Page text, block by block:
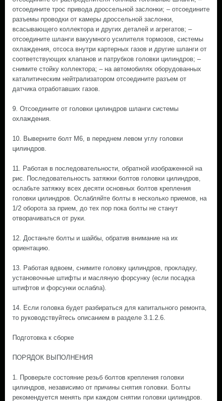
отсоедините трос привода дроссельной заслонки; – отсоедините
разъемы проводки от камеры дроссельной заслонки,
всасывающего коллектора и других деталей и агрегатов; –
отсоедините шланги вакуумного усилителя тормозов, системы
охлаждения, отсоса внутри картерных газов и другие шланги от
соответствующих клапанов и патрубков головки цилиндров; –
снимите стойку коллектора; – на автомобилях оборудованных
каталитическим нейтрализатором отсоедините разъем от
датчика отработавших газов.
9. Отсоедините от головки цилиндров шланги системы
охлаждения.
10. Выверните болт М6, в переднем левом углу головки
цилиндров.
11. Работая в последовательности, обратной изображенной на
рис. Последовательность затяжки болтов головки цилиндров,
ослабьте затяжку всех десяти основных болтов крепления
головки цилиндров. Ослабляйте болты в несколько приемов, на
1/2 оборота за прием, до тех пор пока болты не станут
отворачиваться от руки.
12. Достаньте болты и шайбы, обратив внимание на их
ориентацию.
13. Работая вдвоем, снимите головку цилиндров, прокладку,
установочные штифты и масляную форсунку (если посадка
штифтов и форсунки ослабла).
14. Если головка будет разбираться для капитального ремонта,
то руководствуйтесь описанием в разделе 3.1.2.6.
Подготовка к сборке
ПОРЯДОК ВЫПОЛНЕНИЯ
1. Проверьте состояние резьб болтов крепления головки
цилиндров, независимо от причины снятия головки. Болты
рекомендуется менять при каждом снятии головки цилиндров.